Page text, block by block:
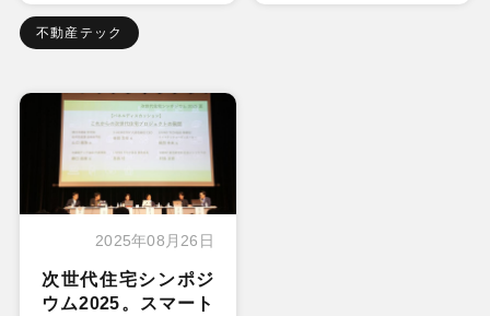
不動産テック
2025年08月26日
次世代住宅シンポジ
ウム2025。スマート